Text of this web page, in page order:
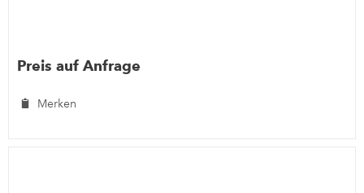
Preis auf Anfrage
Merken